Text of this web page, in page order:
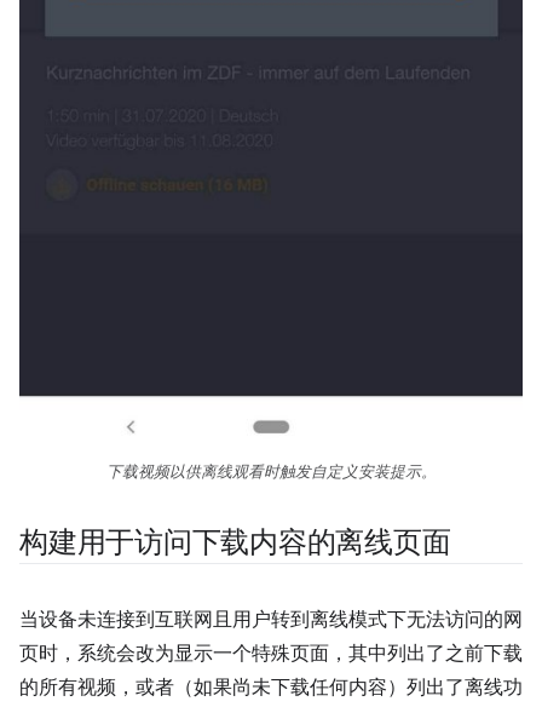
下载视频以供离线观看时触发自定义安装提示。
构建用于访问下载内容的离线页面
当设备未连接到互联网且用户转到离线模式下无法访问的网
页时，系统会改为显示一个特殊页面，其中列出了之前下载
的所有视频，或者（如果尚未下载任何内容）列出了离线功